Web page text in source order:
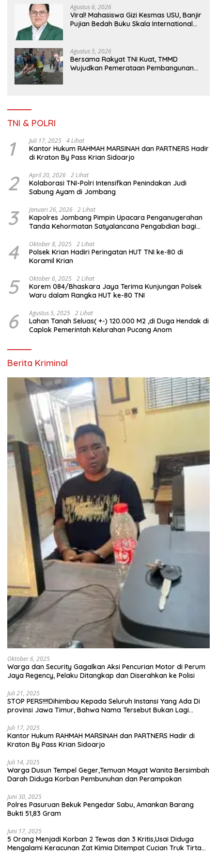
Agustus 6, 2026
Viral! Mahasiswa Gizi Kesmas USU, Banjir
Pujian Bedah Buku Skala International
Agustus 5, 2026
Bersama Rakyat TNI Kuat, TMMD
Wujudkan Pemerataan Pembangunan
TNI & POLRI
1 Juli 17, 2025 4 Lihat
Kantor Hukum RAHMAH MARSINAH dan PARTNERS Hadir
di Kraton By Pass Krian Sidoarjo
2 April 20, 2026 2 Lihat
Kolaborasi TNI-Polri Intensifkan Penindakan Judi
Sabung Ayam di Jombang
3 Januari 26, 2026 2 Lihat
Kapolres Jombang Pimpin Upacara Penganugerahan
Tanda Kehormatan Satyalancana Pengabdian bagi
4 Oktober 8, 2025 2 Lihat
Polsek Krian Hadiri Peringatan HUT TNI ke-80 di
Koramil Krian
5 Oktober 6, 2025 2 Lihat
Korem 084/Bhaskara Jaya Terima Kunjungan Polsek
6 Agustus 5, 2025 2 Lihat
Lahan Tanah Seluas( +-) 120.000 M2 ,di Duga Hendak di
Caplok Pemerintah Kelurahan Pucang Anom
Berita Kriminal
Oktober 6, 2025
Warga dan Security Gagalkan Aksi Pencurian Motor di Perum
Jaya Regency, Pelaku Ditangkap dan Diserahkan ke Polisi
Juli 21, 2025
STOP PERS!!!!Dihimbau Kepada Seluruh Instansi Yang Ada Di
provinsi Jawa Timur, Bahwa Nama Tersebut Bukan Lagi
Juli 17, 2025
Kantor Hukum RAHMAH MARSINAH dan PARTNERS Hadir di
Kraton By Pass Krian Sidoarjo
Juli 14, 2025
Warga Dusun Tempel Geger,Temuan Mayat Wanita Bersimbah
Darah Diduga Korban Pembunuhan dan Perampokan
Juni 30, 2025
Polres Pasuruan Bekuk Pengedar Sabu, Amankan Barang
Bukti 51,83 Gram
Juni 17, 2025
5 Orang Menjadi Korban 2 Tewas dan 3 Kritis,Usai Diduga
Mengalami Keracunan Zat Kimia Ditempat Cucian Truk Tirta